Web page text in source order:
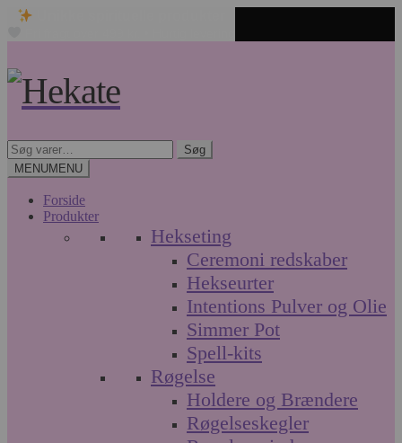
navigation
indhold
Søg
efter:
Søg
MENUMENU
Forside
Produkter
Hekseting
Ceremoni redskaber
Hekseurter
Intentions Pulver og Olie
Simmer Pot
Spell-kits
Røgelse
Holdere og Brændere
Røgelseskegler